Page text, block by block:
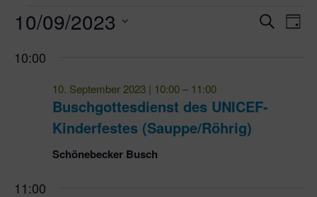
Suche
Tag
10/09/2023
wählen.
10:00
Buschgottesdienst des UNICEF-
Kinderfestes (Sauppe/Röhrig)
10. September 2023 | 10:00–11:00
Schönebecker Busch
11:00